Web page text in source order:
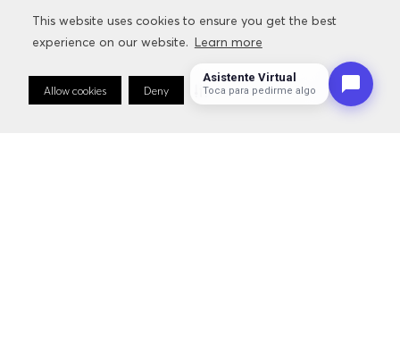
This website uses cookies to ensure you get the best
experience on our website. Learn more
Allow cookies Deny Cookie Preferences
This website uses cookies to ensure you get the best
experience on our website. Learn more
Allow cookies Deny Cookie Preferences
+2 Colores +6 Colores
Asistente Virtual
Toca para pedirme algo